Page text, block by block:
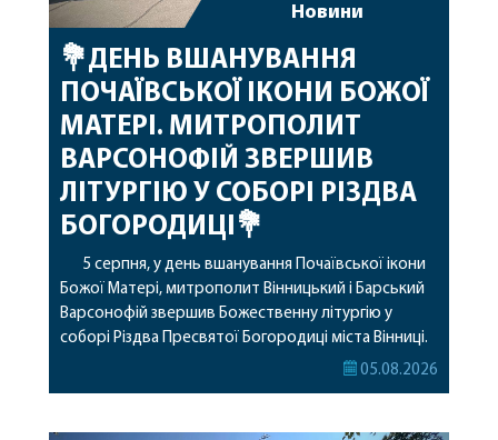
Новини
💐ДЕНЬ ВШАНУВАННЯ
ПОЧАЇВСЬКОЇ ІКОНИ БОЖОЇ
МАТЕРІ. МИТРОПОЛИТ
ВАРСОНОФІЙ ЗВЕРШИВ
ЛІТУРГІЮ У СОБОРІ РІЗДВА
БОГОРОДИЦІ💐
5 серпня, у день вшанування Почаївської ікони
Божої Матері, митрополит Вінницький і Барський
Варсонофій звершив Божественну літургію у
соборі Різдва Пресвятої Богородиці міста Вінниці.
Його Високопреосвященству співслужили
священному сані. Під час богослужіння підносилися
05.08.2026